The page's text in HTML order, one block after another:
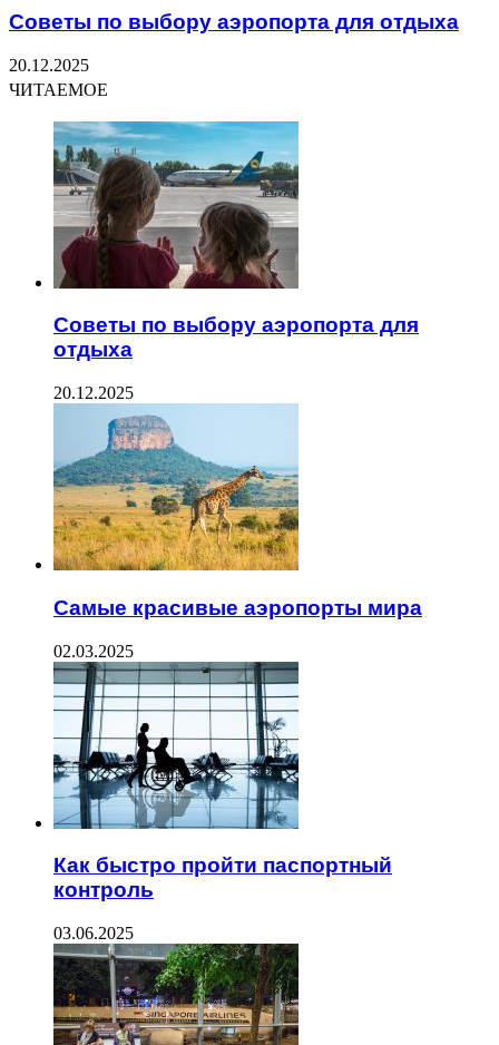
Советы по выбору аэропорта для отдыха
20.12.2025
ЧИТАЕМОЕ
Советы по выбору аэропорта для
отдыха
20.12.2025
Самые красивые аэропорты мира
02.03.2025
Как быстро пройти паспортный
контроль
03.06.2025